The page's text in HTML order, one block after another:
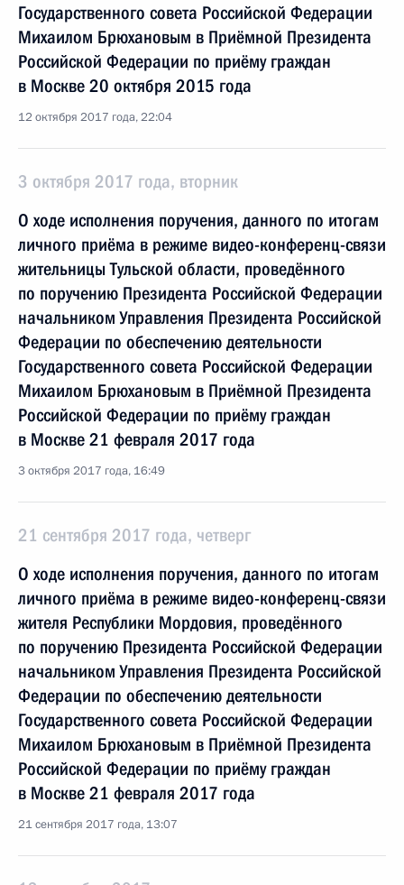
Государственного совета Российской Федерации
Михаилом Брюхановым в Приёмной Президента
Российской Федерации по приёму граждан
в Москве 20 октября 2015 года
12 октября 2017 года, 22:04
3 октября 2017 года, вторник
О ходе исполнения поручения, данного по итогам
личного приёма в режиме видео-конференц-связи
жительницы Тульской области, проведённого
по поручению Президента Российской Федерации
начальником Управления Президента Российской
Федерации по обеспечению деятельности
Государственного совета Российской Федерации
Михаилом Брюхановым в Приёмной Президента
Российской Федерации по приёму граждан
в Москве 21 февраля 2017 года
3 октября 2017 года, 16:49
21 сентября 2017 года, четверг
О ходе исполнения поручения, данного по итогам
личного приёма в режиме видео-конференц-связи
жителя Республики Мордовия, проведённого
по поручению Президента Российской Федерации
начальником Управления Президента Российской
Федерации по обеспечению деятельности
Государственного совета Российской Федерации
Михаилом Брюхановым в Приёмной Президента
Российской Федерации по приёму граждан
в Москве 21 февраля 2017 года
21 сентября 2017 года, 13:07